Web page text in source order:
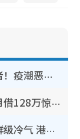
夺命寄生虫｜食生菜狂泻首现死者！疫潮恶化录1.8万宗病例 揭洗菜3大谬误
银行高管恋上水疗女技师！两个月借128万惊觉“沉船”沉落火海 揭背后疑似邪教操控卖淫
内地客夸港人不识老！揭港铁保鲜级冷气 港人求放过：别投诉